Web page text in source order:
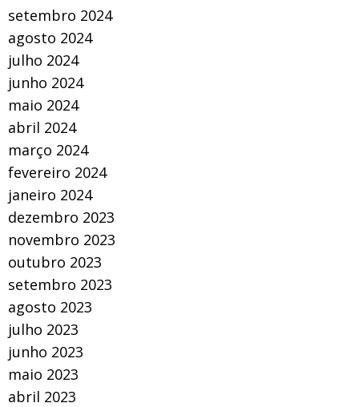
setembro 2024
agosto 2024
julho 2024
junho 2024
maio 2024
abril 2024
março 2024
fevereiro 2024
janeiro 2024
dezembro 2023
novembro 2023
outubro 2023
setembro 2023
agosto 2023
julho 2023
junho 2023
maio 2023
abril 2023